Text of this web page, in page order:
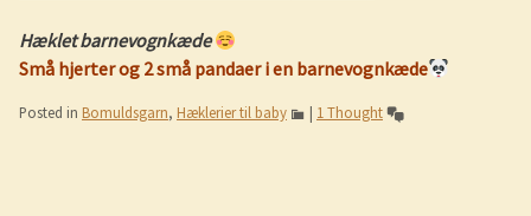
Hæklet barnevognkæde
Små hjerter og 2 små pandaer i en barnevognkæde
Posted in Bomuldsgarn, Hæklerier til baby | 1 Thought